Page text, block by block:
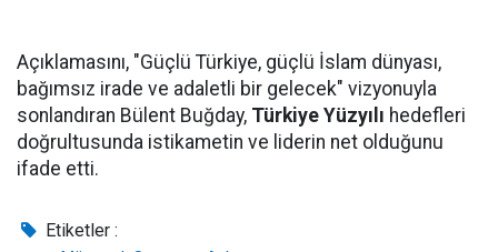
Açıklamasını, "Güçlü Türkiye, güçlü İslam dünyası,
bağımsız irade ve adaletli bir gelecek" vizyonuyla
sonlandıran Bülent Buğday, Türkiye Yüzyılı hedefleri
doğrultusunda istikametin ve liderin net olduğunu
ifade etti.
Etiketler :